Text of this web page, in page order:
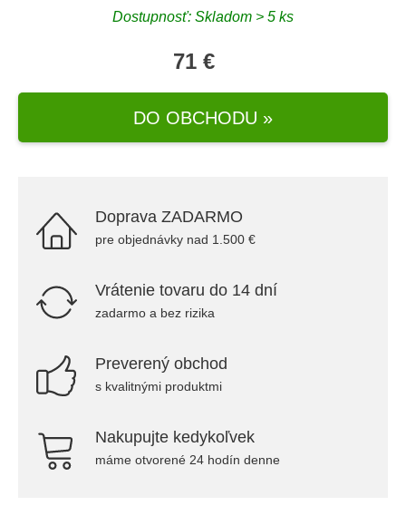
Dostupnosť: Skladom > 5 ks
71 €
DO OBCHODU »
Doprava ZADARMO
pre objednávky nad 1.500 €
Vrátenie tovaru do 14 dní
zadarmo a bez rizika
Preverený obchod
s kvalitnými produktmi
Nakupujte kedykoľvek
máme otvorené 24 hodín denne